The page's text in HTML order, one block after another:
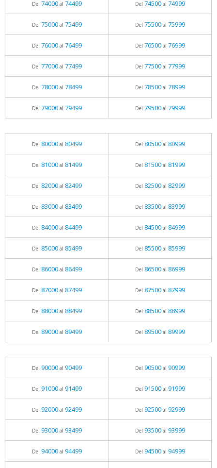
Del 74000al 74499 Del 74500al 74999
Del 75000al 75499 Del 75500al 75999
Del 76000al 76499 Del 76500al 76999
Del 77000al 77499 Del 77500al 77999
Del 78000al 78499 Del 78500al 78999
Del 79000al 79499 Del 79500al 79999
Del 80000al 80499 Del 80500al 80999
Del 81000al 81499 Del 81500al 81999
Del 82000al 82499 Del 82500al 82999
Del 83000al 83499 Del 83500al 83999
Del 84000al 84499 Del 84500al 84999
Del 85000al 85499 Del 85500al 85999
Del 86000al 86499 Del 86500al 86999
Del 87000al 87499 Del 87500al 87999
Del 88000al 88499 Del 88500al 88999
Del 89000al 89499 Del 89500al 89999
Del 90000al 90499 Del 90500al 90999
Del 91000al 91499 Del 91500al 91999
Del 92000al 92499 Del 92500al 92999
Del 93000al 93499 Del 93500al 93999
Del 94000al 94499 Del 94500al 94999